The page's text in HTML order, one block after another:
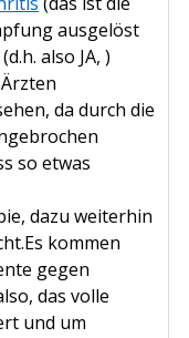
ausgelöst
also JA, )
da durch die
so etwas
dazu weiterhin
kommen
gegen
das volle
und um